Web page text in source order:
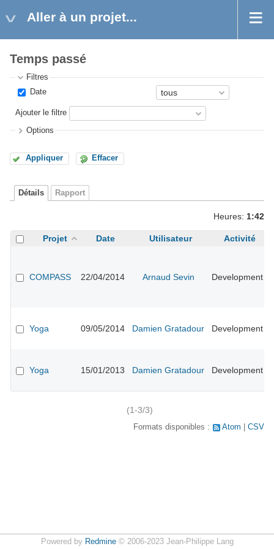
Aller à un projet...
Temps passé
Filtres
Date
Ajouter le filtre
Options
Appliquer Effacer
Détails Rapport
Heures: 1:42
Projet Date Utilisateur Activité
COMPASS 22/04/2014 Arnaud Sevin Development
Yoga 09/05/2014 Damien Gratadour Development
Yoga 15/01/2013 Damien Gratadour Development
(1-3/3)
Formats disponibles : Atom CSV
Powered by Redmine© 2006-2023 Jean-Philippe Lang